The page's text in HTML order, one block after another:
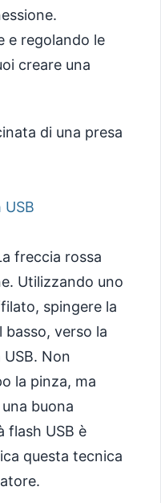
e regolando le
creare una
di una presa
freccia rossa
Utilizzando uno
spingere la
basso, verso la
Non
la pinza, ma
buona
flash USB è
questa tecnica